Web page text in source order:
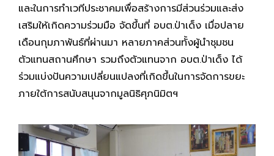
และในการทำเวทีประชาคมเพื่อสร้างการมีส่วนร่วมและส่ง
เสริมให้เกิดความร่วมมือ จัดขึ้นที่ อบต.ป่าเด็ง เมื่อปลาย
เดือนกุมภาพันธ์ที่ผ่านมา หลายภาคส่วนทั้งผู้นำชุมชน
ตัวแทนสถานศึกษา รวมถึงตัวแทนจาก อบต.ป่าเด็ง ได้
ร่วมแบ่งปันความเปลี่ยนแปลงที่เกิดขึ้นในการจัดการขยะ
ภายใต้การสนับสนุนจากมูลนิธิศุภนิมิตฯ